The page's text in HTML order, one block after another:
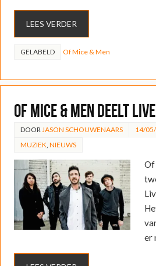
LEES VERDER
GELABELD Of Mice & Men
Of Mice & Men deelt
DOOR JASON SCHOUWENAARS
14/
MUZIEK NIEUWS
Of
er